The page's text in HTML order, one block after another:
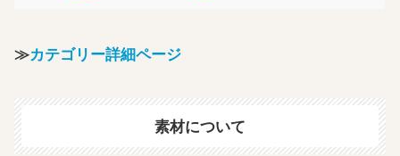
≫カテゴリー詳細ページ
素材について